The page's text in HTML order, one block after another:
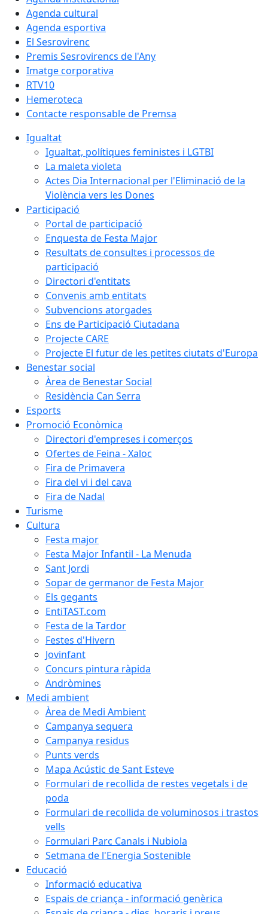
Agenda cultural
Agenda esportiva
El Sesrovirenc
Premis Sesrovirencs de l'Any
Imatge corporativa
RTV10
Hemeroteca
Contacte responsable de Premsa
Igualtat
Igualtat, polítiques feministes i LGTBI
La maleta violeta
Actes Dia Internacional per l'Eliminació de la
Violència vers les Dones
Participació
Portal de participació
Enquesta de Festa Major
Resultats de consultes i processos de
participació
Directori d'entitats
Convenis amb entitats
Subvencions atorgades
Ens de Participació Ciutadana
Projecte CARE
Projecte El futur de les petites ciutats d'Europa
Benestar social
Àrea de Benestar Social
Residència Can Serra
Esports
Promoció Econòmica
Directori d'empreses i comerços
Ofertes de Feina - Xaloc
Fira de Primavera
Fira del vi i del cava
Fira de Nadal
Turisme
Cultura
Festa major
Festa Major Infantil - La Menuda
Sant Jordi
Sopar de germanor de Festa Major
Els gegants
EntiTAST.com
Festa de la Tardor
Festes d'Hivern
Jovinfant
Concurs pintura ràpida
Andròmines
Medi ambient
Àrea de Medi Ambient
Campanya sequera
Campanya residus
Punts verds
Mapa Acústic de Sant Esteve
Formulari de recollida de restes vegetals i de
poda
Formulari de recollida de voluminosos i trastos
vells
Formulari Parc Canals i Nubiola
Setmana de l'Energia Sostenible
Educació
Informació educativa
Espais de criança - informació genèrica